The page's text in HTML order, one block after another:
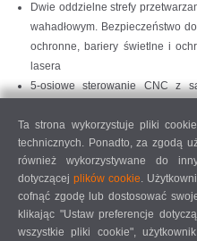
Dwie oddzielne strefy
wahadłowym. Bezpieczeństwo
ochronne, bariery świetlne i
lasera
5-osiowe sterowanie CNC z
System absolutnego
wymagane naprowadzanie osi.
Połączenie sieciowe i interfejs
Panel operacyjny z systemem
21,6''
Zdalna konserwacja przez Internet
Ta strona wykorzystuje pliki
technicznych. Ponadto, za zgodą
również wykorzystywane do
dotyczącej plików cookie.
cofnąć zgodę lub dostosować
klikając "Ustaw preferencje
wszystkie pliki cookie",